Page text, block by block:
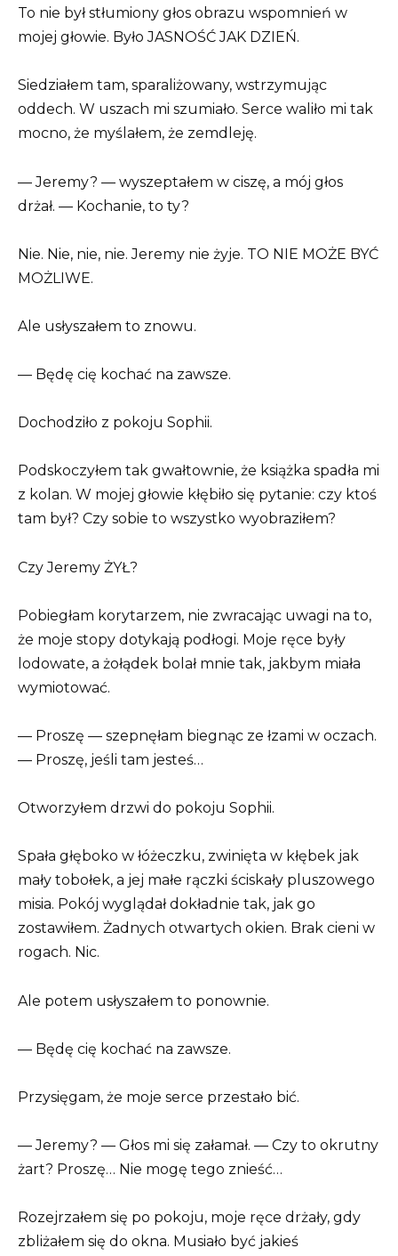
To nie był stłumiony głos obrazu wspomnień w
mojej głowie. Było JASNOŚĆ JAK DZIEŃ.
Siedziałem tam, sparaliżowany, wstrzymując
oddech. W uszach mi szumiało. Serce waliło mi tak
mocno, że myślałem, że zemdleję.
— Jeremy? — wyszeptałem w ciszę, a mój głos
drżał. — Kochanie, to ty?
Nie. Nie, nie, nie. Jeremy nie żyje. TO NIE MOŻE BYĆ
MOŻLIWE.
Ale usłyszałem to znowu.
— Będę cię kochać na zawsze.
Dochodziło z pokoju Sophii.
Podskoczyłem tak gwałtownie, że książka spadła mi
z kolan. W mojej głowie kłębiło się pytanie: czy ktoś
tam był? Czy sobie to wszystko wyobraziłem?
Czy Jeremy ŻYŁ?
Pobiegłam korytarzem, nie zwracając uwagi na to,
że moje stopy dotykają podłogi. Moje ręce były
lodowate, a żołądek bolał mnie tak, jakbym miała
wymiotować.
— Proszę — szepnęłam biegnąc ze łzami w oczach.
— Proszę, jeśli tam jesteś…
Otworzyłem drzwi do pokoju Sophii.
Spała głęboko w łóżeczku, zwinięta w kłębek jak
mały tobołek, a jej małe rączki ściskały pluszowego
misia. Pokój wyglądał dokładnie tak, jak go
zostawiłem. Żadnych otwartych okien. Brak cieni w
rogach. Nic.
Ale potem usłyszałem to ponownie.
— Będę cię kochać na zawsze.
Przysięgam, że moje serce przestało bić.
— Jeremy? — Głos mi się załamał. — Czy to okrutny
żart? Proszę… Nie mogę tego znieść…
Rozejrzałem się po pokoju, moje ręce drżały, gdy
zbliżałem się do okna. Musiało być jakieś